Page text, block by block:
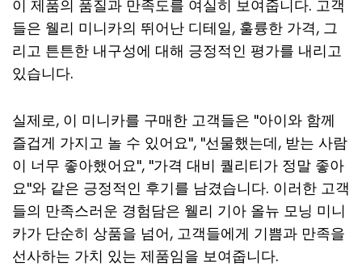
이 제품의 품질과 만족도를 여실히 보여줍니다. 고객
들은 웰리 미니카의 뛰어난 디테일, 훌륭한 가격, 그
리고 튼튼한 내구성에 대해 긍정적인 평가를 내리고
있습니다.
실제로, 이 미니카를 구매한 고객들은 "아이와 함께
즐겁게 가지고 놀 수 있어요", "선물했는데, 받는 사람
이 너무 좋아했어요", "가격 대비 퀄리티가 정말 좋아
요"와 같은 긍정적인 후기를 남겼습니다. 이러한 고객
들의 만족스러운 경험담은 웰리 기아 올뉴 모닝 미니
카가 단순히 상품을 넘어, 고객들에게 기쁨과 만족을
선사하는 가치 있는 제품임을 보여줍니다.